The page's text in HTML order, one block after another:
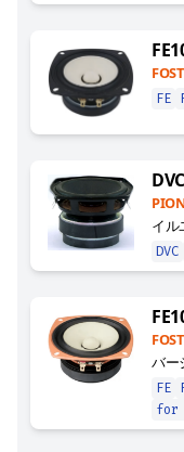
FE
イル
DVC
バー
FE
for